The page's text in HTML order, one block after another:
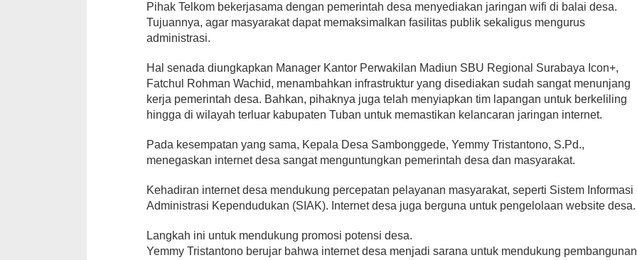
Pihak Telkom bekerjasama dengan pemerintah desa menyediakan jaringan wifi di balai desa.
Tujuannya, agar masyarakat dapat memaksimalkan fasilitas publik sekaligus mengurus
administrasi.
Hal senada diungkapkan Manager Kantor Perwakilan Madiun SBU Regional Surabaya Icon+,
Fatchul Rohman Wachid, menambahkan infrastruktur yang disediakan sudah sangat menunjang
kerja pemerintah desa. Bahkan, pihaknya juga telah menyiapkan tim lapangan untuk berkeliling
hingga di wilayah terluar kabupaten Tuban untuk memastikan kelancaran jaringan internet.
Pada kesempatan yang sama, Kepala Desa Sambonggede, Yemmy Tristantono, S.Pd.,
menegaskan internet desa sangat menguntungkan pemerintah desa dan masyarakat.
Kehadiran internet desa mendukung percepatan pelayanan masyarakat, seperti Sistem Informasi
Administrasi Kependudukan (SIAK). Internet desa juga berguna untuk pengelolaan website desa.
Langkah ini untuk mendukung promosi potensi desa.
Yemmy Tristantono berujar bahwa internet desa menjadi sarana untuk mendukung pembangunan